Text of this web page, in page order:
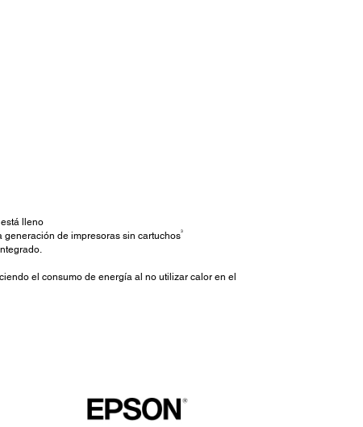
lleno
generación de impresoras sin cartuchos3
el consumo de energía al no utilizar calor en el